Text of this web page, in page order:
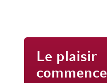
Le plaisir
commence